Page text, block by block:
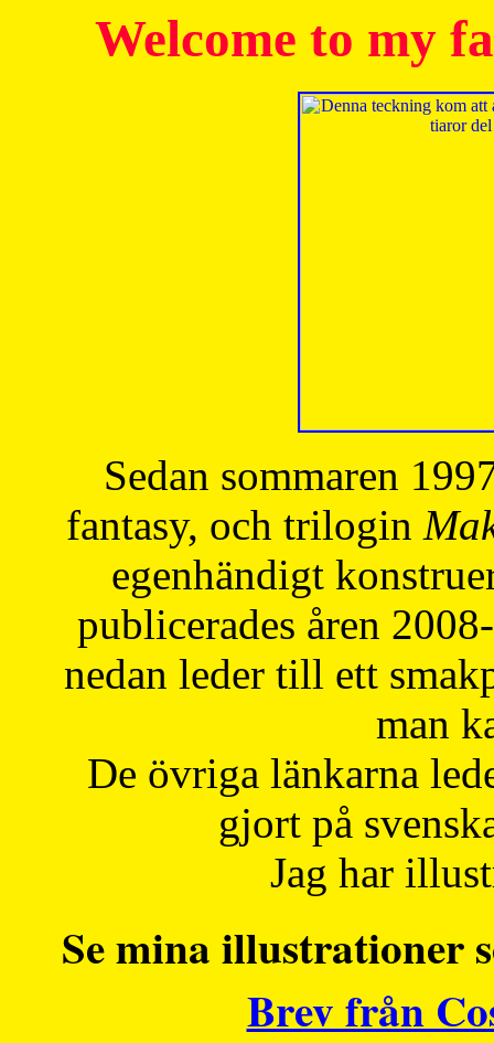
Welcome to my
Sedan sommaren
fantasy, och trilogin
egenhändigt
publicerades åren
nedan leder till ett
man
De övriga länkarna
gjort på
Jag har
Se mina illustrationer
Brev från